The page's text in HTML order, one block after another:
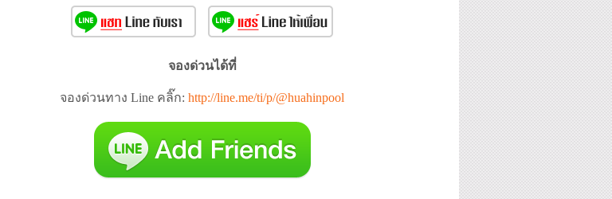
จองด่วนได้ที่
จองด่วนทาง Line คลิ๊ก: http://line.me/ti/p/@huahinpool